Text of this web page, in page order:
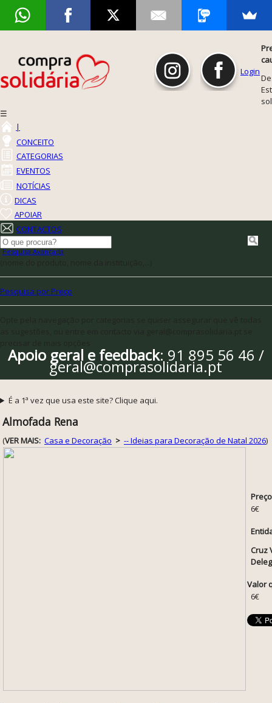
Login
☰
|
CONCEITO
CATEGORIAS
EVENTOS
NOTÍCIAS
DICAS
APOIAR
CONTACTOS
Pesquisa Avançada
Pesquisa por Preço
Apoio geral e feedback: 91 895 56 46 /
geral@comprasolidaria.pt
É a 1ª vez que usa este site? Clique aqui.
Almofada Rena
(VER MAIS: Casa e Decoração > -- Ideias para Decoração de Natal 2026)
6€
Cruz
Valor
6€